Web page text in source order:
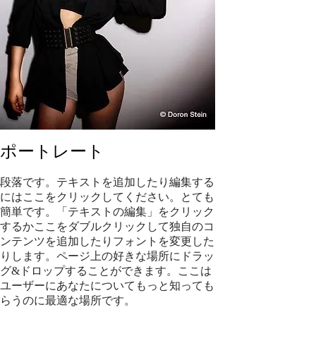
ポートレート
段落です。テキストを追加したり編集する
にはここをクリックしてください。とても
簡単です。「テキストの編集」をクリック
するかここをダブルクリックして独自のコ
ンテンツを追加したりフォントを変更した
りします。ページ上の好きな場所にドラッ
グ&ドロップすることができます。ここは
ユーザーにあなたについてもっと知っても
らうのに最適な場所です。